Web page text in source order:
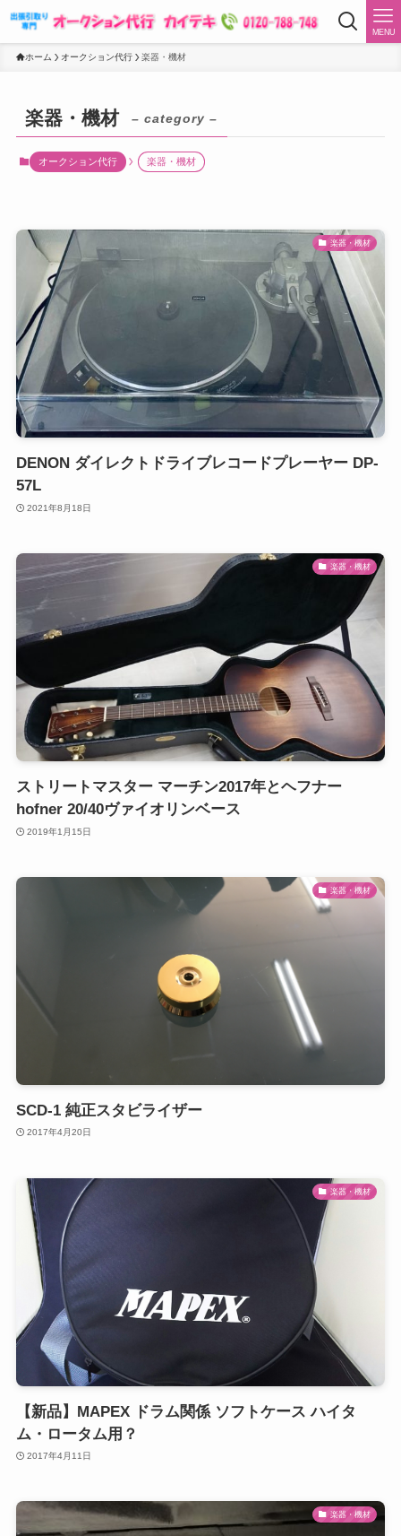
MENU
ホーム オークション代行 楽器・機材
楽器・機材 – category –
オークション代行 楽器・機材
楽器・機材
DENON ダイレクトドライブレコードプレーヤー DP-
57L
2021年8月18日
楽器・機材
ストリートマスター マーチン2017年とヘフナー
hofner 20/40ヴァイオリンベース
2019年1月15日
楽器・機材
SCD-1 純正スタビライザー
2017年4月20日
楽器・機材
【新品】MAPEX ドラム関係 ソフトケース ハイタ
ム・ロータム用？
2017年4月11日
楽器・機材